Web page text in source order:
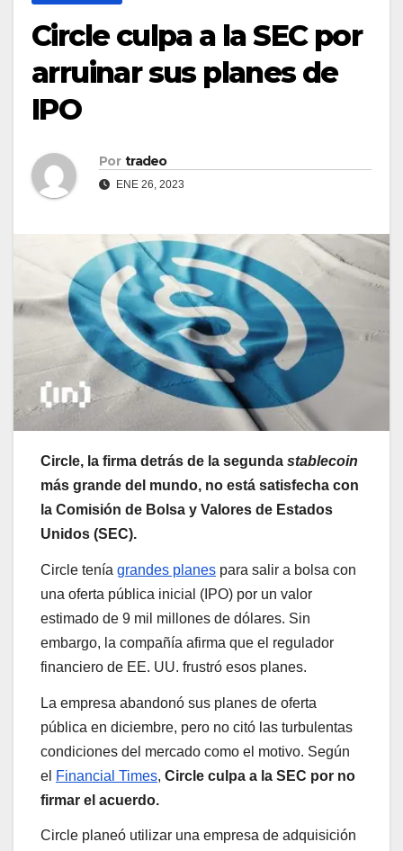
Circle culpa a la SEC por
arruinar sus planes de
IPO
Por tradeo
ENE 26, 2023
Circle, la firma detrás de la segunda stablecoin
más grande del mundo, no está satisfecha con
la Comisión de Bolsa y Valores de Estados
Unidos (SEC).
Circle tenía grandes planes para salir a bolsa con
una oferta pública inicial (IPO) por un valor
estimado de 9 mil millones de dólares. Sin
embargo, la compañía afirma que el regulador
financiero de EE. UU. frustró esos planes.
La empresa abandonó sus planes de oferta
pública en diciembre, pero no citó las turbulentas
condiciones del mercado como el motivo. Según
el Financial Times, Circle culpa a la SEC por no
firmar el acuerdo.
Circle planeó utilizar una empresa de adquisición